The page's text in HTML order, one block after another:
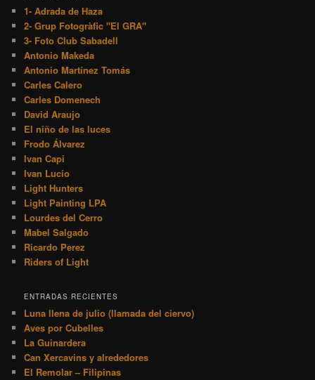
1- Adrada de Haza
2- Grup Fotogràfic "El GRA"
3- Foto Club Sabadell
Antonio Makeda
Antonio Martínez Tomás
Carles Calero
Carles Domenech
David Araujo
El niño de las luces
Frodo Álvarez
Ivan Capi
Ivan Lucío
Light Hunters
Light Painting LPA
Lourdes del Cerro
Mabel Salgado
Ricardo Perez
Riders of Light
ENTRADAS RECIENTES
Luna llena de julio (llamada del ciervo)
Aves por Cubelles
La Guinardera
Can Xercavins y alrededores
El Remolar – Filipinas